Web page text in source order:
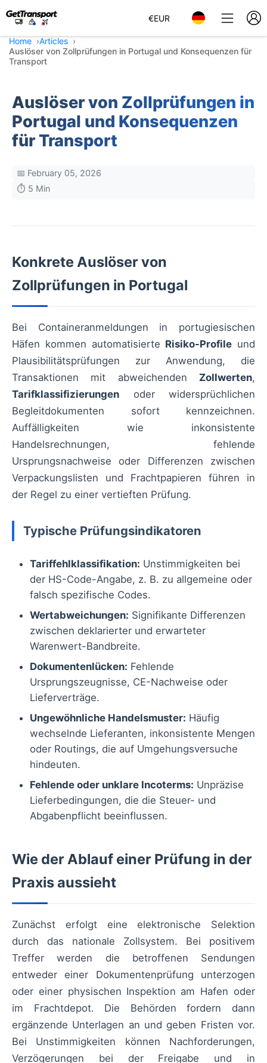
€EUR
Home
Articles
Auslöser von Zollprüfungen in Portugal und Konsequenzen für
Transport
Auslöser von Zollprüfungen in
Portugal und Konsequenzen
für Transport
📅 February 05, 2026
⏱️ 5 Min
Konkrete Auslöser von
Zollprüfungen in Portugal
Bei Containeranmeldungen in portugiesischen
Häfen kommen automatisierte Risiko-Profile und
Plausibilitätsprüfungen zur Anwendung, die
Transaktionen mit abweichenden Zollwerten,
Tarifklassifizierungen oder widersprüchlichen
Begleitdokumenten sofort kennzeichnen.
Auffälligkeiten wie inkonsistente
Handelsrechnungen, fehlende
Ursprungsnachweise oder Differenzen zwischen
Verpackungslisten und Frachtpapieren führen in
der Regel zu einer vertieften Prüfung.
Typische Prüfungsindikatoren
Tariffehlklassifikation: Unstimmigkeiten bei
der HS-Code-Angabe, z. B. zu allgemeine oder
falsch spezifische Codes.
Wertabweichungen: Signifikante Differenzen
zwischen deklarierter und erwarteter
Warenwert-Bandbreite.
Dokumentenlücken: Fehlende
Ursprungszeugnisse, CE-Nachweise oder
Lieferverträge.
Ungewöhnliche Handelsmuster: Häufig
wechselnde Lieferanten, inkonsistente Mengen
oder Routings, die auf Umgehungsversuche
hindeuten.
Fehlende oder unklare Incoterms: Unpräzise
Lieferbedingungen, die die Steuer- und
Abgabenpflicht beeinflussen.
Wie der Ablauf einer Prüfung in der
Praxis aussieht
Zunächst erfolgt eine elektronische Selektion
durch das nationale Zollsystem. Bei positivem
Treffer werden die betroffenen Sendungen
entweder einer Dokumentenprüfung unterzogen
oder einer physischen Inspektion am Hafen oder
im Frachtdepot. Die Behörden fordern dann
ergänzende Unterlagen an und geben Fristen vor.
Bei Unstimmigkeiten können Nachforderungen,
Verzögerungen bei der Freigabe und in